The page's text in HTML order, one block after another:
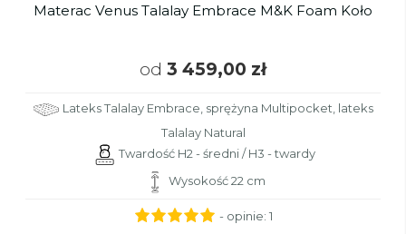
Materac Venus Talalay Embrace M&K Foam Koło
od 3 459,00 zł
Lateks Talalay Embrace, sprężyna Multipocket, lateks
Talalay Natural
Twardość H2 - średni / H3 - twardy
Wysokość 22 cm
- opinie: 1